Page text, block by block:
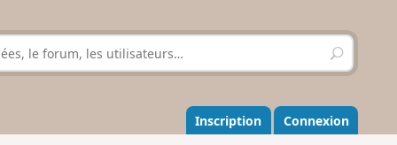
R
e
h
e
r
Inscription Connexion